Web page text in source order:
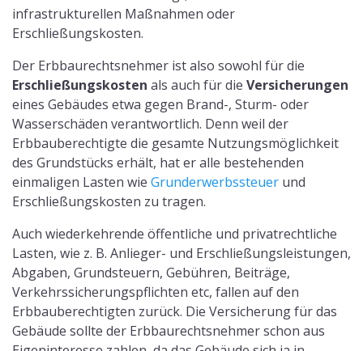
infrastrukturellen Maßnahmen oder
Erschließungskosten.
Der Erbbaurechtsnehmer ist also sowohl für die
Erschließungskosten als auch für die Versicherungen
eines Gebäudes etwa gegen Brand-, Sturm- oder
Wasserschäden verantwortlich. Denn weil der
Erbbauberechtigte die gesamte Nutzungsmöglichkeit
des Grundstücks erhält, hat er alle bestehenden
einmaligen Lasten wie Grunderwerbssteuer und
Erschließungskosten zu tragen.
Auch wiederkehrende öffentliche und privatrechtliche
Lasten, wie z. B. Anlieger- und Erschließungsleistungen,
Abgaben, Grundsteuern, Gebühren, Beiträge,
Verkehrssicherungspflichten etc, fallen auf den
Erbbauberechtigten zurück. Die Versicherung für das
Gebäude sollte der Erbbaurechtsnehmer schon aus